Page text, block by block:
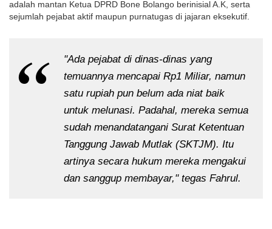
adalah mantan Ketua DPRD Bone Bolango berinisial A.K, serta
sejumlah pejabat aktif maupun purnatugas di jajaran eksekutif.
"Ada pejabat di dinas-dinas yang
temuannya mencapai Rp1 Miliar, namun
satu rupiah pun belum ada niat baik
untuk melunasi. Padahal, mereka semua
sudah menandatangani Surat Ketentuan
Tanggung Jawab Mutlak (SKTJM). Itu
artinya secara hukum mereka mengakui
dan sanggup membayar," tegas Fahrul.